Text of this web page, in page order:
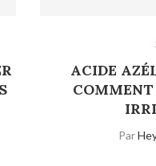
ACIDE
COMMENT
Par